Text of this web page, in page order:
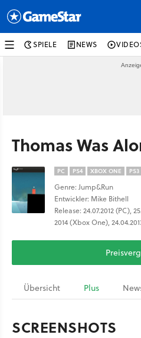
SPIELE NEWS
Thomas Was
PC PS4 XBOX ONE PS3
Genre: Jump&Run
Entwickler: Mike Bithell
Release: 24.07.2012 (PC),
2014 (Xbox One),
Übersicht Plus
SCREENSHOTS